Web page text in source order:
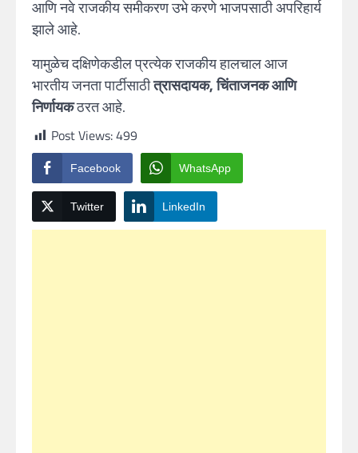
आणि नवे राजकीय समीकरण उभे करणे भाजपसाठी अपरिहार्य
झाले आहे.
यामुळेच दक्षिणेकडील प्रत्येक राजकीय हालचाल आज
भारतीय जनता पार्टीसाठीत्रासदायक, चिंताजनक आणि
निर्णायकठरत आहे.
Post Views:499
Facebook WhatsApp
Twitter LinkedIn